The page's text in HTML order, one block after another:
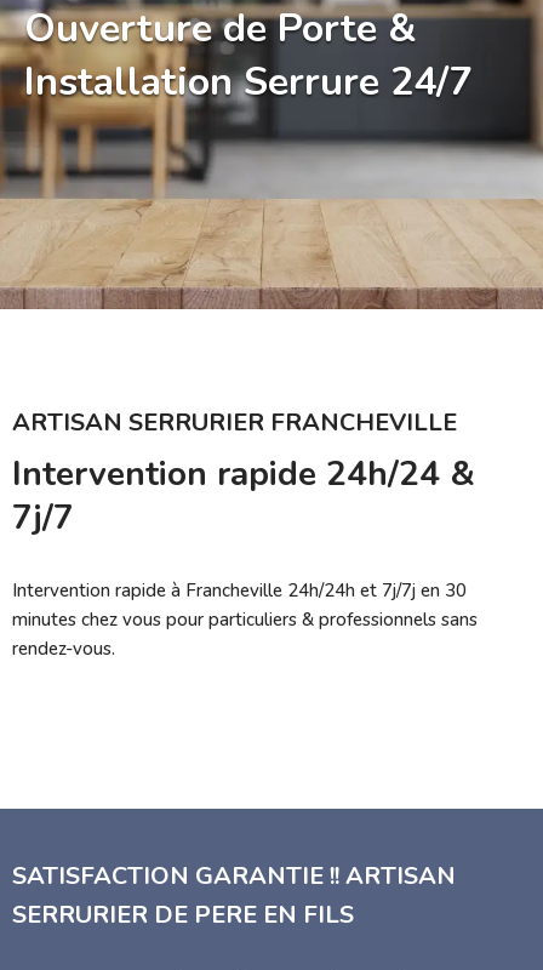
Ouverture de Porte &
Installation Serrure 24/7
ARTISAN SERRURIER FRANCHEVILLE
Intervention rapide 24h/24 &
7j/7
Intervention rapide à Francheville 24h/24h et 7j/7j en 30
minutes chez vous pour particuliers & professionnels sans
rendez-vous.
SATISFACTION GARANTIE !! ARTISAN
SERRURIER DE PERE EN FILS